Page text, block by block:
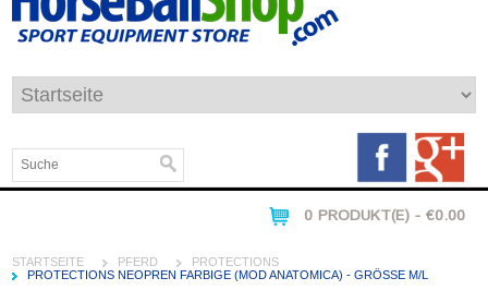
0 PRODUKT(E) - €0.00
STARTSEITE PFERD
PROTECTIONS
PROTECTIONS NEOPREN FARBIGE (MOD ANATOMICA) - GRÖSSE M/L